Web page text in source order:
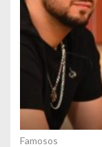
Famosos